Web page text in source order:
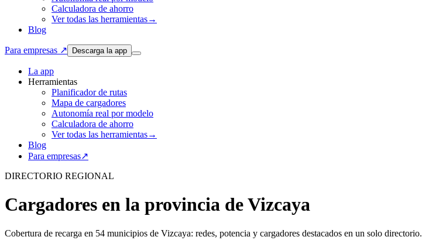
Calculadora de ahorro
Ver todas las herramientas→
Blog
Para empresas ↗ Descarga la app
La app
Herramientas
Planificador de rutas
Mapa de cargadores
Autonomía real por modelo
Calculadora de ahorro
Ver todas las herramientas→
Blog
Para empresas↗
DIRECTORIO REGIONAL
Cargadores en la provincia de Vizcaya
Cobertura de recarga en 54 municipios de Vizcaya: redes, potencia y cargadores destacados en un solo directorio.